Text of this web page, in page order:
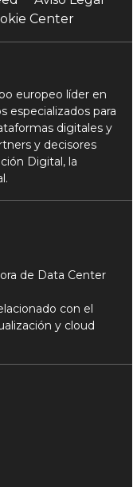
Center
europeo líder en
especializados para
digitales y
y decisores
Digital, la
de Data Center
con el
y cloud